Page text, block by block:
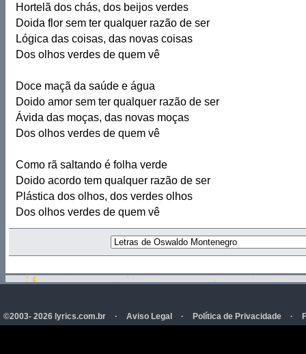
Hortelã dos chás, dos beijos verdes
Doida flor sem ter qualquer razão de ser
Lógica das coisas, das novas coisas
Dos olhos verdes de quem vê
Doce maçã da saúde e água
Doido amor sem ter qualquer razão de ser
Ávida das moças, das novas moças
Dos olhos verdes de quem vê
Como rã saltando é folha verde
Doido acordo tem qualquer razão de ser
Plástica dos olhos, dos verdes olhos
Dos olhos verdes de quem vê
©2003- 2026 lyrics.com.br · Aviso Legal · Política de Privacidade ·